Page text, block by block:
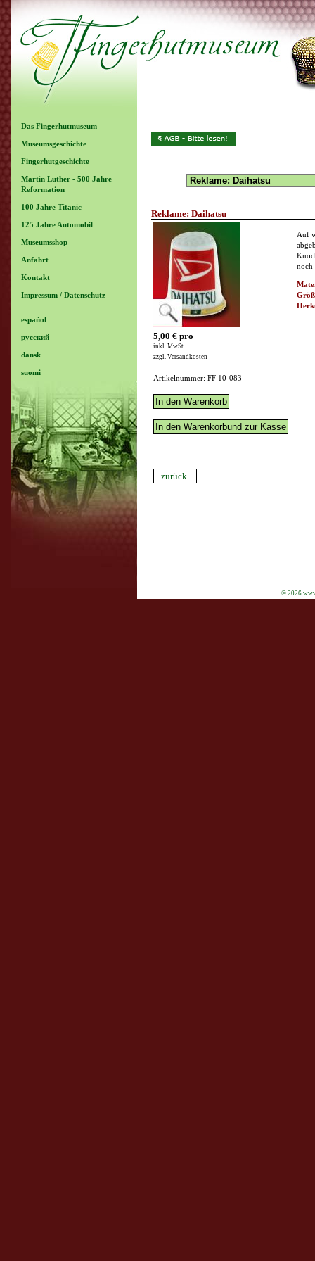
Das Fingerhutmuseum
Museumsgeschichte
Fingerhutgeschichte
Martin Luther - 500 Jahre
Reformation
100 Jahre Titanic
125 Jahre Automobil
Museumsshop
Anfahrt
Kontakt
Impressum / Datenschutz
español
русский
dansk
suomi
Reklame: Daihatsu
5,00 € pro
inkl. MwSt.
zzgl. Versandkosten
Artikelnummer: FF 10-083
Auf
noch
zurück
© 2026